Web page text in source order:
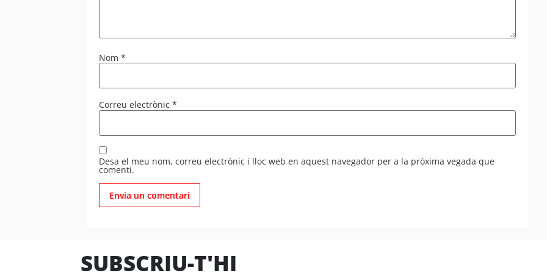
Nom *
Correu electrònic *
Desa el meu nom, correu electrònic i lloc web en aquest navegador per a la pròxima vegada que
comenti.
SUBSCRIU-T'HI